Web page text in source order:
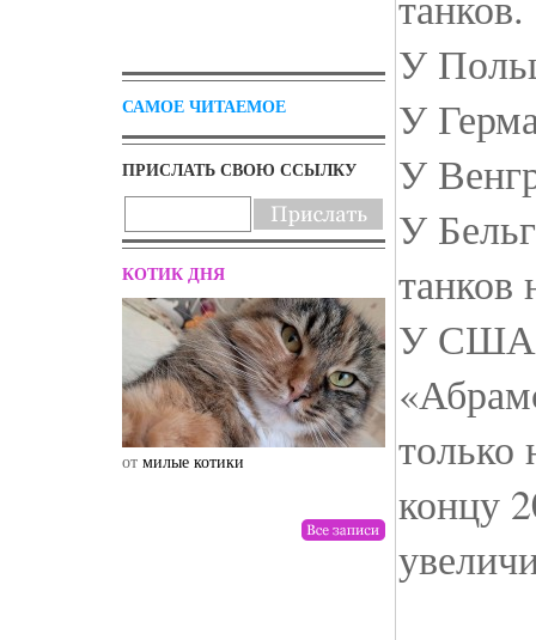
САМОЕ ЧИТАЕМОЕ
ПРИСЛАТЬ СВОЮ ССЫЛКУ
КОТИК ДНЯ
от милые котики от drunktwi
У
У
У
У
танков
У США
только
концу